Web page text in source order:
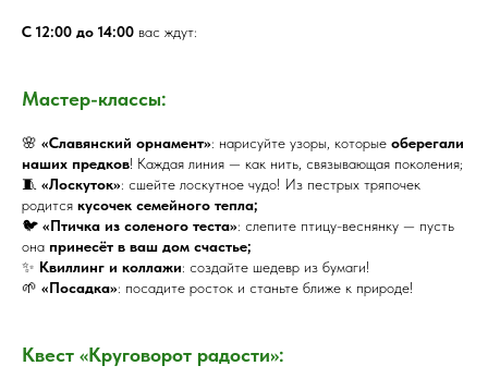
С 12:00 до 14:00 вас ждут:
Мастер-классы:
🌸 «Славянский орнамент»: нарисуйте узоры, которые оберегали
наших предков! Каждая линия — как нить, связывающая поколения;
🧵 «Лоскуток»: сшейте лоскутное чудо! Из пестрых тряпочек
родится кусочек семейного тепла;
🐦 «Птичка из соленого теста»: слепите птицу-веснянку — пусть
она принесёт в ваш дом счастье;
✨ Квиллинг и коллажи: создайте шедевр из бумаги!
🌱 «Посадка»: посадите росток и станьте ближе к природе!
Квест «Круговорот радости»: